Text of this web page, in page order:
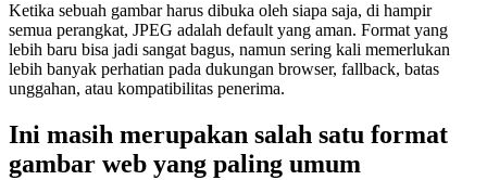
Ketika sebuah gambar harus dibuka oleh siapa saja, di hampir
semua perangkat, JPEG adalah default yang aman. Format yang
lebih baru bisa jadi sangat bagus, namun sering kali memerlukan
lebih banyak perhatian pada dukungan browser, fallback, batas
unggahan, atau kompatibilitas penerima.
Ini masih merupakan salah satu format
gambar web yang paling umum